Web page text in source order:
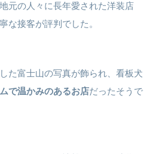
元の人々に長年愛された洋装店
な接客が評判でした。
た富士山の写真が飾られ、看板犬
で温かみのあるお店だったそうで